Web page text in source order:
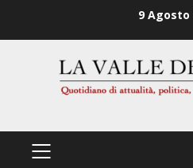
9 Agosto
PRIMÄRES